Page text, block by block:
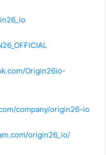
Origin26io-
company/origin26-io
origin26_io/